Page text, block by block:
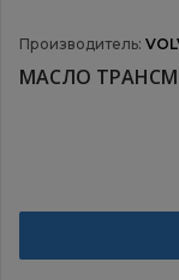
Производитель:
МАСЛО